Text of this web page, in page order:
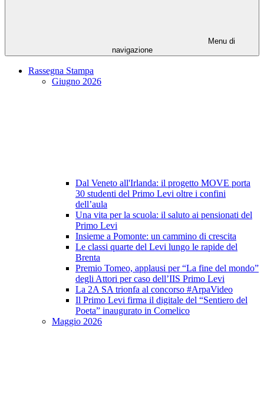
Menu di
navigazione
Rassegna Stampa
Giugno 2026
Dal Veneto all'Irlanda: il progetto MOVE porta
30 studenti del Primo Levi oltre i confini
dell’aula
Una vita per la scuola: il saluto ai pensionati del
Primo Levi
Insieme a Pomonte: un cammino di crescita
Le classi quarte del Levi lungo le rapide del
Brenta
Premio Tomeo, applausi per “La fine del mondo”
degli Attori per caso dell’IIS Primo Levi
La 2A SA trionfa al concorso #ArpaVideo
Il Primo Levi firma il digitale del “Sentiero del
Poeta” inaugurato in Comelico
Maggio 2026